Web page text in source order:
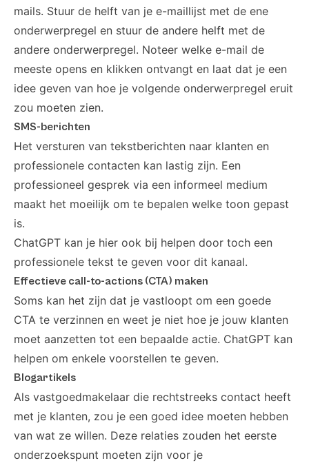
mails. Stuur de helft van je e-maillijst met de ene
onderwerpregel en stuur de andere helft met de
andere onderwerpregel. Noteer welke e-mail de
meeste opens en klikken ontvangt en laat dat je een
idee geven van hoe je volgende onderwerpregel eruit
zou moeten zien.
SMS-berichten
Het versturen van tekstberichten naar klanten en
professionele contacten kan lastig zijn. Een
professioneel gesprek via een informeel medium
maakt het moeilijk om te bepalen welke toon gepast
is.
ChatGPT kan je hier ook bij helpen door toch een
professionele tekst te geven voor dit kanaal.
Effectieve call-to-actions (CTA) maken
Soms kan het zijn dat je vastloopt om een goede
CTA te verzinnen en weet je niet hoe je jouw klanten
moet aanzetten tot een bepaalde actie. ChatGPT kan
helpen om enkele voorstellen te geven.
Blogartikels
Als vastgoedmakelaar die rechtstreeks contact heeft
met je klanten, zou je een goed idee moeten hebben
van wat ze willen. Deze relaties zouden het eerste
onderzoekspunt moeten zijn voor je